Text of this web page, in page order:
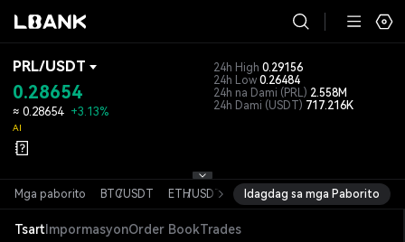
PRL/USDT
0.28654
≈ 0.28654 +3.13%
AI
24h High 0.29156
24h Low 0.26484
24h na Dami (PRL) 2.558M
24h Dami (USDT) 717.216K
Mga paborito BTC/USDT ETH/USDT SOL/USDT XRP/USDT DOGE
Idagdag sa mga Paborito
TsartImpormasyonOrder BookTrades